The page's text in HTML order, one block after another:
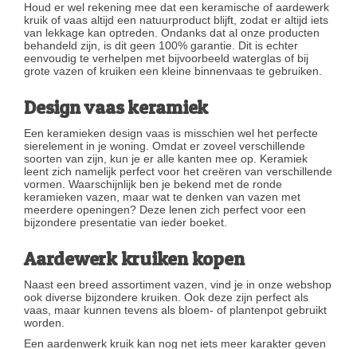
Houd er wel rekening mee dat een keramische of aardewerk
kruik of vaas altijd een natuurproduct blijft, zodat er altijd iets
van lekkage kan optreden. Ondanks dat al onze producten
behandeld zijn, is dit geen 100% garantie. Dit is echter
eenvoudig te verhelpen met bijvoorbeeld waterglas of bij
grote vazen of kruiken een kleine binnenvaas te gebruiken.
Design vaas keramiek
Een keramieken design vaas is misschien wel het perfecte
sierelement in je woning. Omdat er zoveel verschillende
soorten van zijn, kun je er alle kanten mee op. Keramiek
leent zich namelijk perfect voor het creëren van verschillende
vormen. Waarschijnlijk ben je bekend met de ronde
keramieken vazen, maar wat te denken van vazen met
meerdere openingen? Deze lenen zich perfect voor een
bijzondere presentatie van ieder boeket.
Aardewerk kruiken kopen
Naast een breed assortiment vazen, vind je in onze webshop
ook diverse bijzondere kruiken. Ook deze zijn perfect als
vaas, maar kunnen tevens als bloem- of plantenpot gebruikt
worden.
Een aardenwerk kruik kan nog net iets meer karakter geven